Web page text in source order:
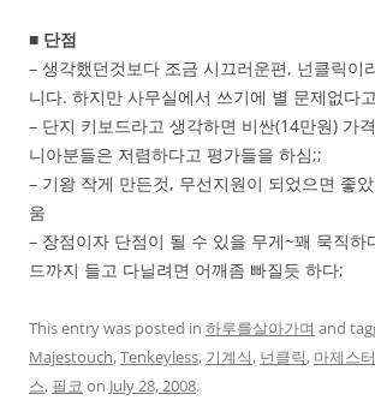
■ 단점
– 생각했던것보다 조금 시끄러운편, 넌클릭이
니다. 하지만 사무실에서 쓰기에 별 문제없다
– 단지 키보드라고 생각하면 비싼(14만원) 가
니아분들은 저렴하다고 평가들을 하심;;
– 기왕 작게 만든것, 무선지원이 되었으면 좋
움
– 장점이자 단점이 될 수 있을 무게~꽤 묵직하
드까지 들고 다닐려면 어깨좀 빠질듯 하다;
This entry was posted in 하루를살아가며 and
Majestouch,Tenkeyless, 기계식, 넌클릭, 마제스
스, 필코 on July 28, 2008.